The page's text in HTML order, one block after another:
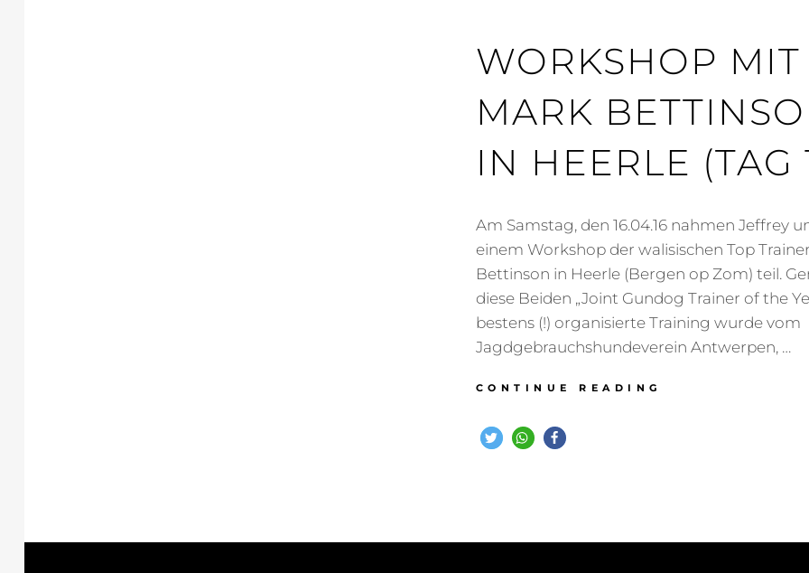
WORKSHOP
MARK
IN HEERLE (TAG
Am Samstag, den 16.04.16 nahmen Jeffrey
einem Workshop der walisischen Top
Bettinson in Heerle (Bergen op Zom) teil.
diese Beiden „Joint Gundog Trainer of the
bestens (!) organisierte Training wurde vom
Jagdgebrauchshundeverein Antwerpen, …
CONTINUE READING